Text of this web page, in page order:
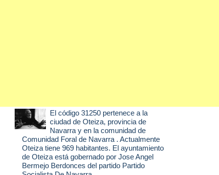
El código 31250 pertenece a la
ciudad de Oteiza, provincia de
Navarra y en la comunidad de
Comunidad Foral de Navarra . Actualmente
Oteiza tiene 969 habitantes. El ayuntamiento
de Oteiza está gobernado por Jose Angel
Bermejo Berdonces del partido Partido